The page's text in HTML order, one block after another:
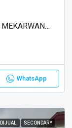
DIJUAL RUMAH MEKAR SEDERHANA MEKARWANGI, BANDUNG
WhatsApp
DIJUAL SECONDARY